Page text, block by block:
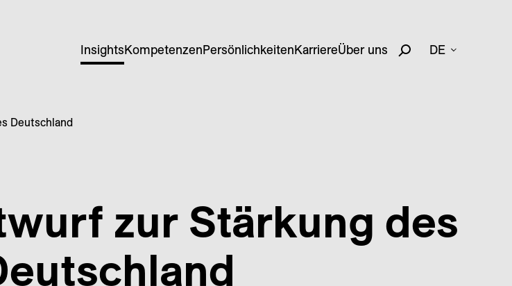
InsightsKompetenzenPersönlichkeitenKarriereÜber uns DE
Deutschland
zur Stärkung des